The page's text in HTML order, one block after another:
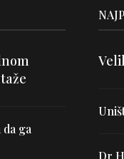
ga
Dr